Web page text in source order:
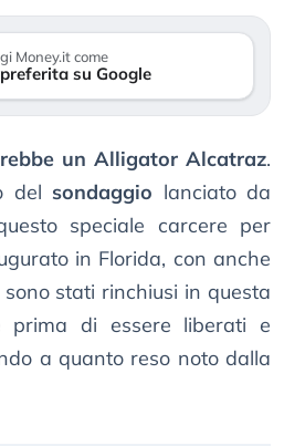
Money.it come
su Google
un Alligator Alcatraz.
del sondaggio lanciato da
speciale carcere per
in Florida, con anche
stati rinchiusi in questa
prima di essere liberati e
a quanto reso noto dalla